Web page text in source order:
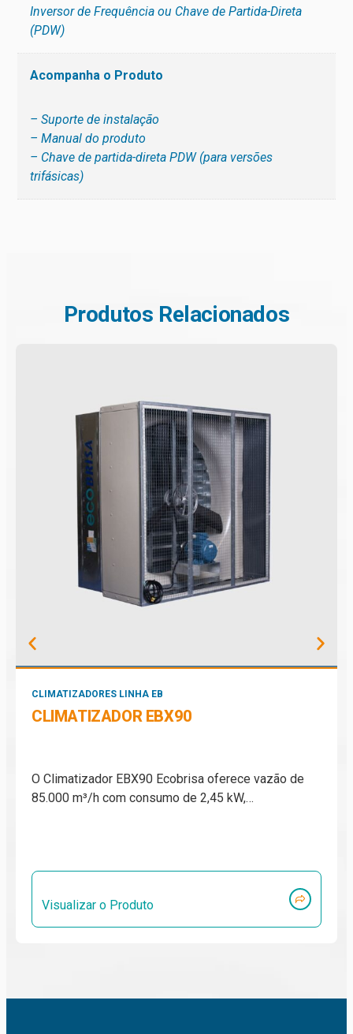
Inversor de Frequência ou Chave de Partida-Direta
(PDW)
Acompanha o Produto
– Suporte de instalação
– Manual do produto
– Chave de partida-direta PDW (para versões
trifásicas)
Produtos Relacionados
CLIMATIZADORES LINHA EB
CLIMATIZADOR EBX90
O Climatizador EBX90 Ecobrisa oferece vazão de
85.000 m³/h com consumo de 2,45 kW,…
Visualizar o Produto